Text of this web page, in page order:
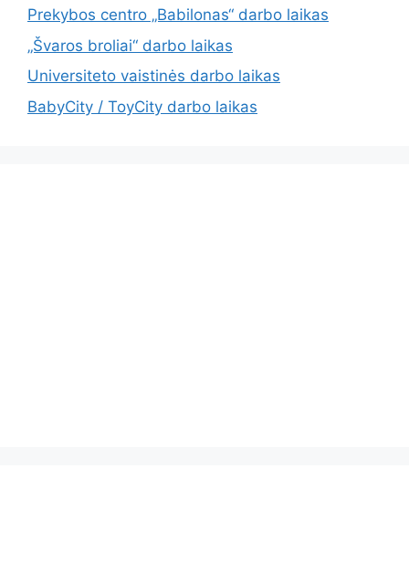
Prekybos centro „Babilonas“ darbo laikas
„Švaros broliai“ darbo laikas
Universiteto vaistinės darbo laikas
BabyCity / ToyCity darbo laikas